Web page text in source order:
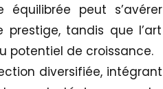
peut s’avérer
prestige, tandis que l’art
potentiel de croissance.
diversifiée, intégrant